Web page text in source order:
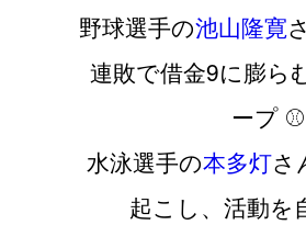
野球選手の池山隆寛
連敗で借金9に膨ら
ープ ⚾️
水泳選手の本多灯さ
起こし、活動を